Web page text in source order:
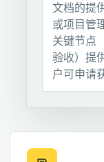
文档的提
或项目管
关键节点
验收）提
户可申请